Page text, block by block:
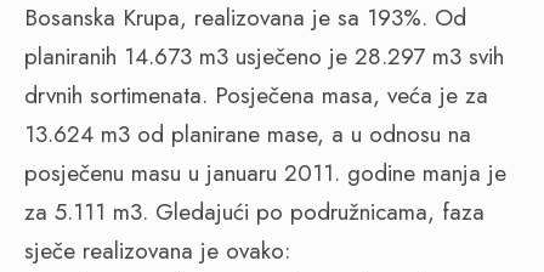
Bosanska Krupa, realizovana je sa 193%. Od
planiranih 14.673 m3 usječeno je 28.297 m3 svih
drvnih sortimenata. Posječena masa, veća je za
13.624 m3 od planirane mase, a u odnosu na
posječenu masu u januaru 2011. godine manja je
za 5.111 m3. Gledajući po podružnicama, faza
sječe realizovana je ovako: